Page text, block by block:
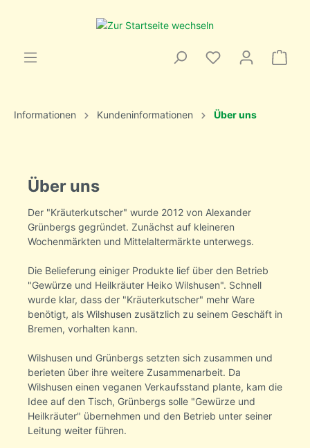
Informationen Kundeninformationen Über uns
Über uns
Der "Kräuterkutscher" wurde 2012 von Alexander
Grünbergs gegründet. Zunächst auf kleineren
Wochenmärkten und Mittelaltermärkte unterwegs.
Die Belieferung einiger Produkte lief über den Betrieb
"Gewürze und Heilkräuter Heiko Wilshusen". Schnell
wurde klar, dass der "Kräuterkutscher" mehr Ware
benötigt, als Wilshusen zusätzlich zu seinem Geschäft in
Bremen, vorhalten kann.
Wilshusen und Grünbergs setzten sich zusammen und
berieten über ihre weitere Zusammenarbeit. Da
Wilshusen einen veganen Verkaufsstand plante, kam die
Idee auf den Tisch, Grünbergs solle "Gewürze und
Heilkräuter" übernehmen und den Betrieb unter seiner
Leitung weiter führen.